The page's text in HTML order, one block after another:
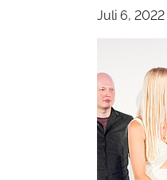
Juli 6, 2022